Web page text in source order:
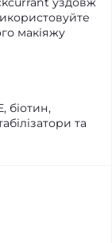
макіяжу
біотин,
та